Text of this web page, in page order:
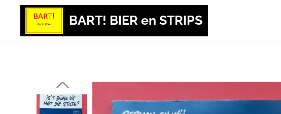
BART! BIER en STRIPS